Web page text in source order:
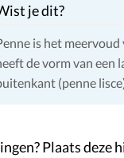
je dit?
is het meervoud
de vorm van een
(penne
Plaats deze